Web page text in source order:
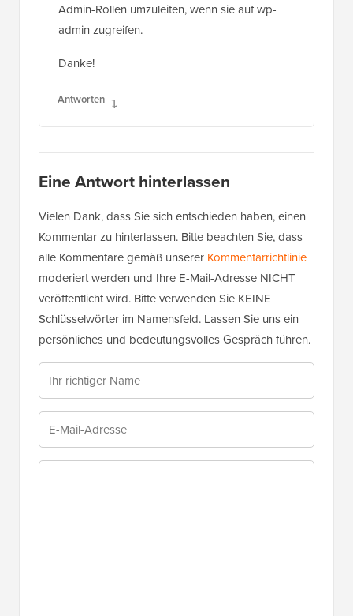
Admin-Rollen umzuleiten, wenn sie auf wp-
admin zugreifen.
Danke!
Antworten
Eine Antwort hinterlassen
Vielen Dank, dass Sie sich entschieden haben, einen
Kommentar zu hinterlassen. Bitte beachten Sie, dass
alle Kommentare gemäß unserer Kommentarrichtlinie
moderiert werden und Ihre E-Mail-Adresse NICHT
veröffentlicht wird. Bitte verwenden Sie KEINE
Schlüsselwörter im Namensfeld. Lassen Sie uns ein
persönliches und bedeutungsvolles Gespräch führen.